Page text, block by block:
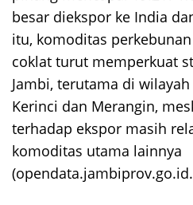
besar diekspor ke India
itu, komoditas
coklat turut memperkuat
Jambi, terutama di
Kerinci dan Merangin,
terhadap ekspor masih
komoditas utama lainnya